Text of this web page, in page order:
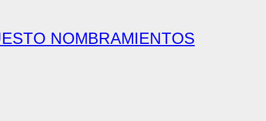
NOMBRAMIENTOS